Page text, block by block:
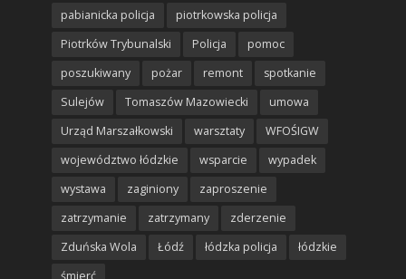
pabianicka policja
piotrkowska policja
Piotrków Trybunalski
Policja
pomoc
poszukiwany
pożar remont
spotkanie
Sulejów
Tomaszów Mazowiecki
umowa
Urząd Marszałkowski
warsztaty
WFOŚIGW
województwo łódzkie
wsparcie
wypadek
wystawa
zaginiony
zaproszenie
zatrzymanie
zatrzymany
zderzenie
Zduńska Wola
Łódź łódzka policja
łódzkie